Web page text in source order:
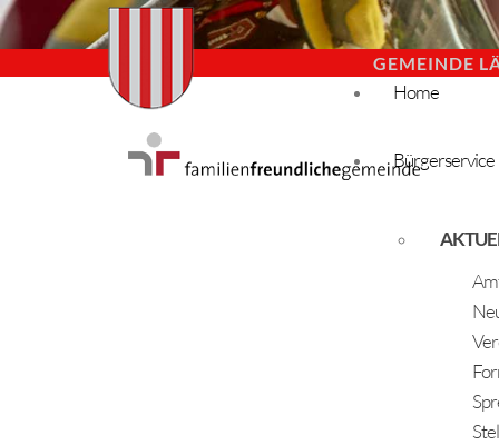
GEMEINDE
Home
Bürgerservice